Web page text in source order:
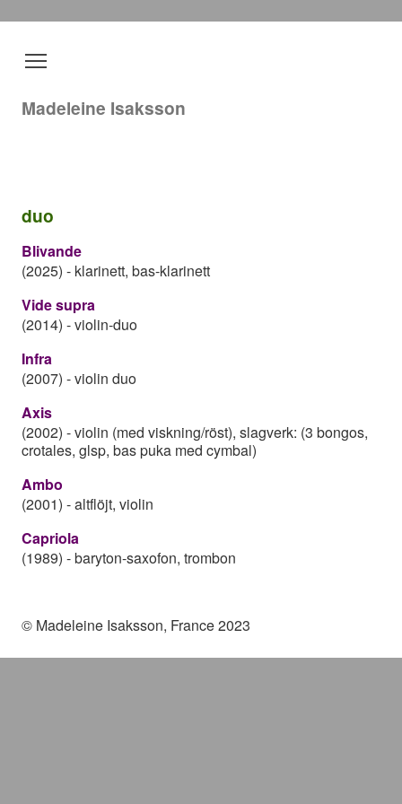
Madeleine Isaksson
duo
Blivande
(2025) - klarinett, bas-klarinett
Vide supra
(2014) -violin-duo
Infra
(2007) -violin duo
Axis
(2002) -violin (med viskning/röst), slagverk: (3 bongos,
crotales, glsp, bas puka med cymbal)
Ambo
(2001) -altflöjt, violin
Capriola
(1989) -baryton-saxofon, trombon
© Madeleine Isaksson, France 2023